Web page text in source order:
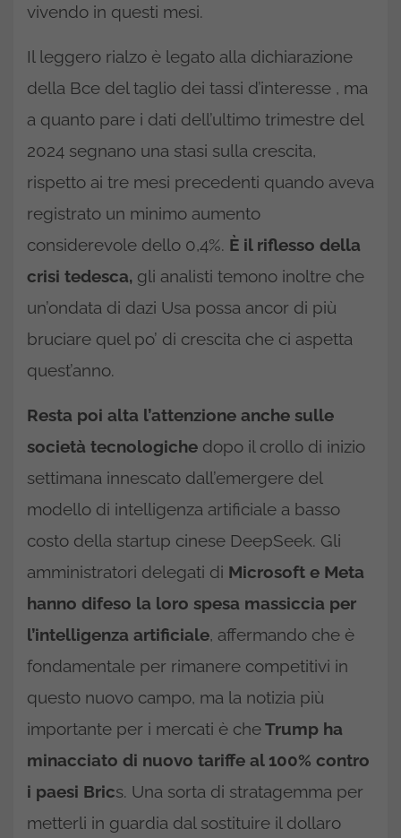
vivendo in questi mesi.
Il leggero rialzo è legato alla dichiarazione
della Bce del taglio dei tassi d’interesse , ma
a quanto pare i dati dell’ultimo trimestre del
2024 segnano una stasi sulla crescita,
rispetto ai tre mesi precedenti quando aveva
registrato un minimo aumento
considerevole dello 0,4%. È il riflesso della
crisi tedesca, gli analisti temono inoltre che
un’ondata di dazi Usa possa ancor di più
bruciare quel po’ di crescita che ci aspetta
quest’anno.
Resta poi alta l’attenzione anche sulle
società tecnologiche dopo il crollo di inizio
settimana innescato dall’emergere del
modello di intelligenza artificiale a basso
costo della startup cinese DeepSeek. Gli
amministratori delegati di Microsoft e Meta
hanno difeso la loro spesa massiccia per
l’intelligenza artificiale, affermando che è
fondamentale per rimanere competitivi in
questo nuovo campo, ma la notizia più
importante per i mercati è cheTrump ha
minacciato di nuovo tariffe al 100% contro
i paesi Brics. Una sorta di stratagemma per
metterli in guardia dal sostituire il dollaro